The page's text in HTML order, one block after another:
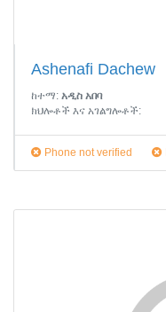
Ashenafi Dachew
ከተማ: አዲስ አበባ
ክህሎቶች እና አገልግሎቶች:
Phone not verified